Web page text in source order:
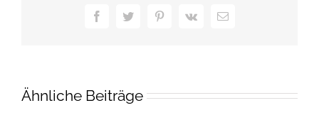
FacebookTwitterPinterest
Vk
E-
Ähnliche Beiträge